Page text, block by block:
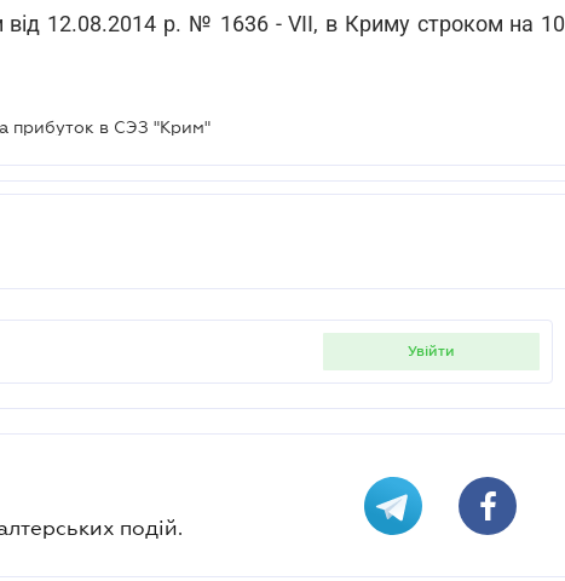
від 12.08.2014 р. № 1636 - VII, в Криму строком на 10
прибуток в СЭЗ "Крим"
увійти
подій.